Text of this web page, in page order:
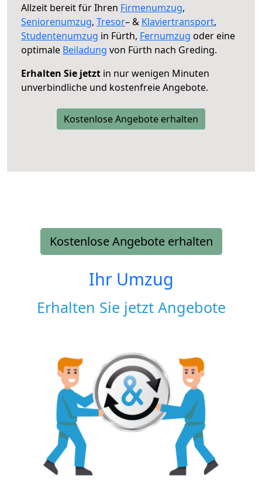
Allzeit bereit für Ihren Firmenumzug,
Seniorenumzug, Tresor– & Klaviertransport,
Studentenumzug in Fürth, Fernumzug oder eine
optimale Beiladung von Fürth nach Greding.
Erhalten Sie jetzt in nur wenigen Minuten
unverbindliche und kostenfreie Angebote.
Kostenlose Angebote erhalten
Kostenlose Angebote erhalten
Ihr Umzug
Erhalten Sie jetzt Angebote